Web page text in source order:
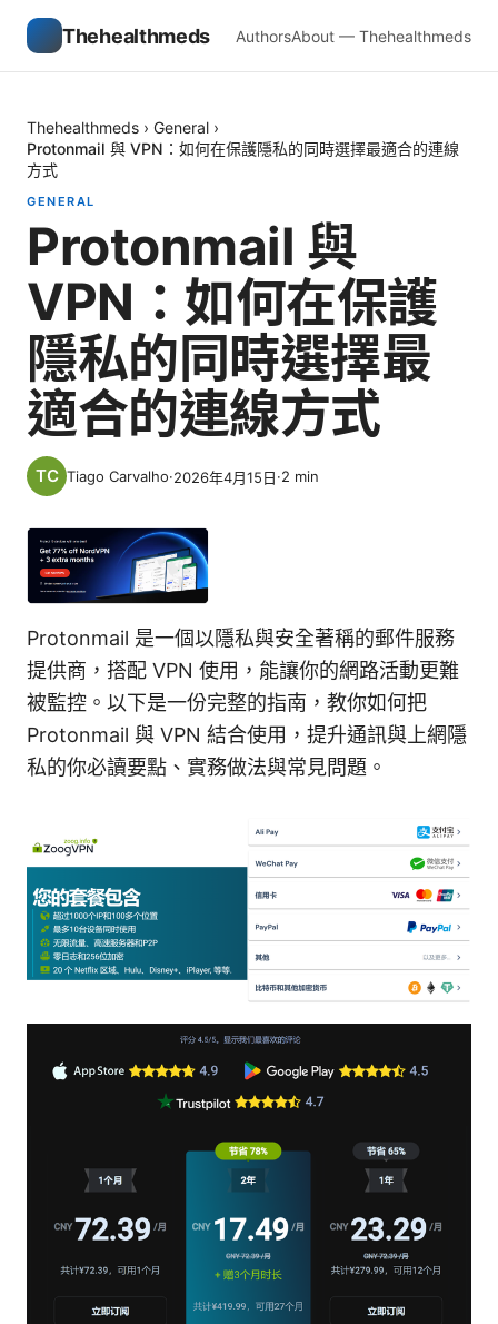
Thehealthmeds AuthorsAbout — Thehealthmeds
Thehealthmeds › General ›
Protonmail 與 VPN：如何在保護隱私的同時選擇最適合的連線
方式
GENERAL
Protonmail 與
VPN：如何在保護
隱私的同時選擇最
適合的連線方式
Tiago Carvalho·2026年4月15日·2 min
Protonmail 是一個以隱私與安全著稱的郵件服務
提供商，搭配 VPN 使用，能讓你的網路活動更難
被監控。以下是一份完整的指南，教你如何把
Protonmail 與 VPN 結合使用，提升通訊與上網隱
私的你必讀要點、實務做法與常見問題。